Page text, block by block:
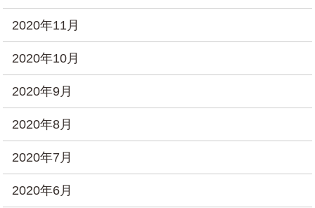
2020年11月
2020年10月
2020年9月
2020年8月
2020年7月
2020年6月